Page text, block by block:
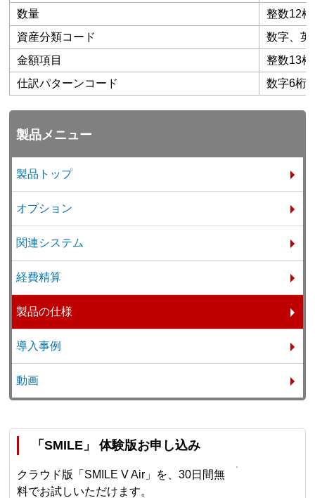
数量
整数12
資産分類コード
数字、英
金額項目
整数13桁
仕訳パターンコード
数字6桁
製品メニュー
製品トップ
オプション
関連システム
経費精算
製品の仕様
導入事例
動画
「SMILE」 体験版お申し込み
クラウド版「SMILE V Air」を、30日間無
料でお試しいただけます。